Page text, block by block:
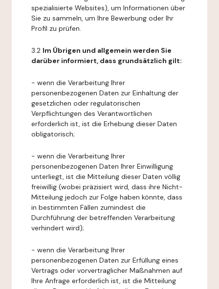
spezialisierte Websites), um Informationen über
Sie zu sammeln, um Ihre Bewerbung oder Ihr
Profil zu prüfen.
3.2 Im Übrigen und allgemein werden Sie
darüber informiert, dass grundsätzlich gilt:
- wenn die Verarbeitung Ihrer
personenbezogenen Daten zur Einhaltung der
gesetzlichen oder regulatorischen
Verpflichtungen des Verantwortlichen
erforderlich ist, ist die Erhebung dieser Daten
obligatorisch;
- wenn die Verarbeitung Ihrer
personenbezogenen Daten Ihrer Einwilligung
unterliegt, ist die Mitteilung dieser Daten völlig
freiwillig (wobei präzisiert wird, dass ihre Nicht-
Mitteilung jedoch zur Folge haben könnte, dass
in bestimmten Fällen zumindest die
Durchführung der betreffenden Verarbeitung
verhindert wird);
- wenn die Verarbeitung Ihrer
personenbezogenen Daten zur Erfüllung eines
Vertrags oder vorvertraglicher Maßnahmen auf
Ihre Anfrage erforderlich ist, ist die Mitteilung